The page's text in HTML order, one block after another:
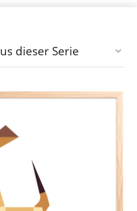
dieser Serie